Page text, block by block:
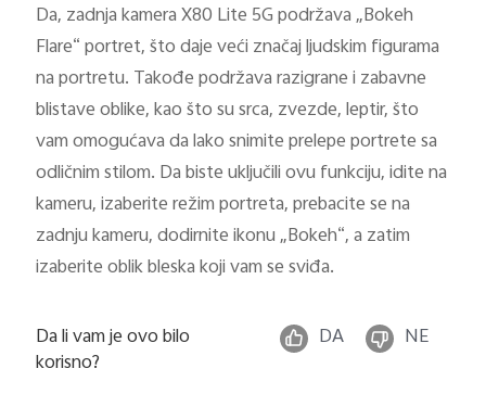
Da, zadnja kamera X80 Lite 5G podržava „Bokeh
Flare“ portret, što daje veći značaj ljudskim figurama
na portretu. Takođe podržava razigrane i zabavne
blistave oblike, kao što su srca, zvezde, leptir, što
vam omogućava da lako snimite prelepe portrete sa
odličnim stilom. Da biste uključili ovu funkciju, idite na
kameru, izaberite režim portreta, prebacite se na
zadnju kameru, dodirnite ikonu „Bokeh“, a zatim
izaberite oblik bleska koji vam se sviđa.
Da li vam je ovo bilo
korisno?
DA NE